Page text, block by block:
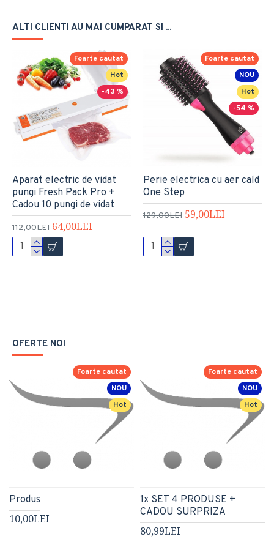
ALTI CLIENTI AU MAI CUMPARAT SI ...
Hot
Foarte cautat
-43 %
Aparat electric de vidat
pungi Fresh Pack Pro +
Cadou 10 pungi de vidat
112,00LEI 64,00LEI
NOU
Hot
Foarte cautat
-54 %
Perie electrica cu aer cald
One Step
129,00LEI 59,00LEI
OFERTE NOI
NOU
Hot
Foarte cautat
Produs
10,00LEI
NOU
Hot
Foarte cautat
1x SET 4 PRODUSE +
CADOU SURPRIZA
80,99LEI